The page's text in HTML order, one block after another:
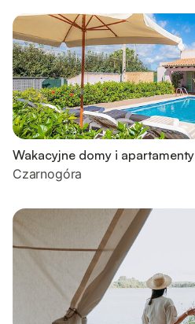
Wakacyjne domy i apartamenty
Czarnogóra